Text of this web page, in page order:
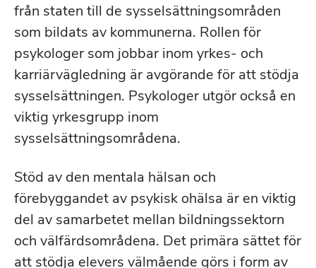
från staten till de sysselsättningsområden
som bildats av kommunerna. Rollen för
psykologer som jobbar inom yrkes- och
karriärvägledning är avgörande för att stödja
sysselsättningen. Psykologer utgör också en
viktig yrkesgrupp inom
sysselsättningsområdena.
Stöd av den mentala hälsan och
förebyggandet av psykisk ohälsa är en viktig
del av samarbetet mellan bildningssektorn
och välfärdsområdena. Det primära sättet för
att stödja elevers välmående görs i form av